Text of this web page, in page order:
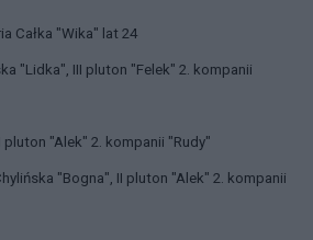
Całka "Wika" lat 24
"Lidka", III pluton "Felek" 2. kompanii
pluton "Alek" 2. kompanii "Rudy"
"Bogna", II pluton "Alek" 2. kompanii